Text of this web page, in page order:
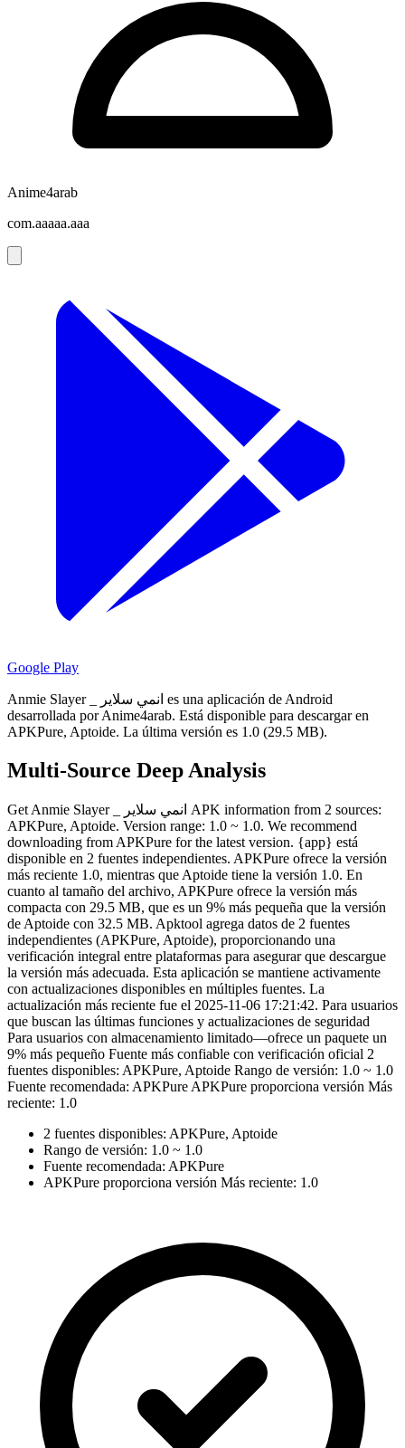
Anime4arab
com.aaaaa.aaa
Google Play
Anmie Slayer _ انمي سلاير es una aplicación de Android
desarrollada por Anime4arab. Está disponible para descargar en
APKPure, Aptoide. La última versión es 1.0 (29.5 MB).
Multi-Source Deep Analysis
Get Anmie Slayer _ انمي سلاير APK information from 2 sources:
APKPure, Aptoide. Version range: 1.0 ~ 1.0. We recommend
downloading from APKPure for the latest version. {app} está
disponible en 2 fuentes independientes. APKPure ofrece la versión
más reciente 1.0, mientras que Aptoide tiene la versión 1.0. En
cuanto al tamaño del archivo, APKPure ofrece la versión más
compacta con 29.5 MB, que es un 9% más pequeña que la versión
de Aptoide con 32.5 MB. Apktool agrega datos de 2 fuentes
independientes (APKPure, Aptoide), proporcionando una
verificación integral entre plataformas para asegurar que descargue
la versión más adecuada. Esta aplicación se mantiene activamente
con actualizaciones disponibles en múltiples fuentes. La
actualización más reciente fue el 2025-11-06 17:21:42. Para usuarios
que buscan las últimas funciones y actualizaciones de seguridad
Para usuarios con almacenamiento limitado—ofrece un paquete un
9% más pequeño Fuente más confiable con verificación oficial 2
fuentes disponibles: APKPure, Aptoide Rango de versión: 1.0 ~ 1.0
Fuente recomendada: APKPure APKPure proporciona versión Más
reciente: 1.0
2 fuentes disponibles: APKPure, Aptoide
Rango de versión: 1.0 ~ 1.0
Fuente recomendada: APKPure
APKPure proporciona versión Más reciente: 1.0